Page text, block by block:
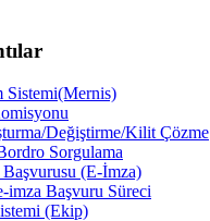
Sistemi(Mernis)
Değiştirme/Kilit Çözme
Sorgulama
(E-İmza)
Başvuru Süreci
(Ekip)